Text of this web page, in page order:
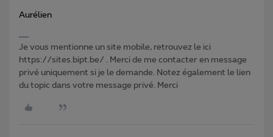
Aurélien
Je vous mentionne un site mobile, retrouvez le ici
https://sites.bipt.be/ . Merci de me contacter en message
privé uniquement si je le demande. Notez également le lien
du topic dans votre message privé. Merci